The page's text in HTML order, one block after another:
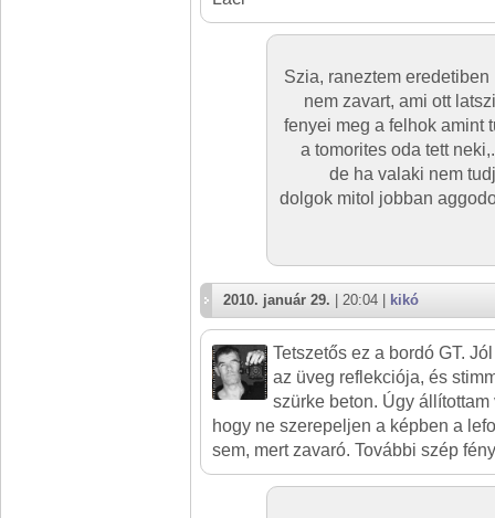
Szia, raneztem
nem zavart, ami ott
fenyei meg a felhok amint
a tomorites oda tett
de ha valaki nem
dolgok mitol jobban
2010. január 29. | 20:04 | kikó
Tetszetős ez a bordó GT.
az üveg reflekciója, és
szürke beton. Úgy
hogy ne szerepeljen a képben a
sem, mert zavaró. További szép